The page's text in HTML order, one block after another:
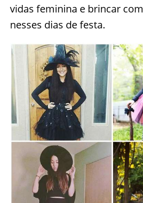
vidas feminina e brincar
nesses dias de festa.